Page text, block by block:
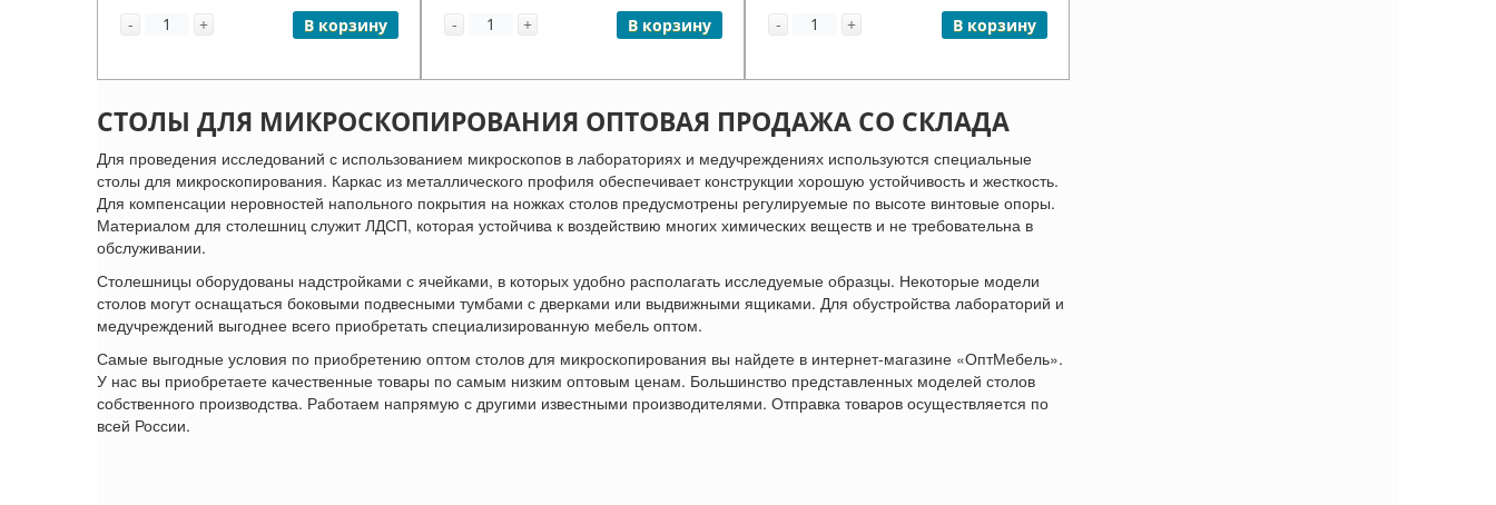
- + В корзину - + В корзину - + В корзину
СТОЛЫ ДЛЯ МИКРОСКОПИРОВАНИЯ ОПТОВАЯ ПРОДАЖА СО СКЛАДА
Для проведения исследований с использованием микроскопов в лабораториях и медучреждениях используются специальные
столы для микроскопирования. Каркас из металлического профиля обеспечивает конструкции хорошую устойчивость и жесткость.
Для компенсации неровностей напольного покрытия на ножках столов предусмотрены регулируемые по высоте винтовые опоры.
Материалом для столешниц служит ЛДСП, которая устойчива к воздействию многих химических веществ и не требовательна в
обслуживании.
Столешницы оборудованы надстройками с ячейками, в которых удобно располагать исследуемые образцы. Некоторые модели
столов могут оснащаться боковыми подвесными тумбами с дверками или выдвижными ящиками. Для обустройства лабораторий и
медучреждений выгоднее всего приобретать специализированную мебель оптом.
Самые выгодные условия по приобретению оптом столов для микроскопирования вы найдете в интернет-магазине «ОптМебель».
У нас вы приобретаете качественные товары по самым низким оптовым ценам. Большинство представленных моделей столов
собственного производства. Работаем напрямую с другими известными производителями. Отправка товаров осуществляется по
всей России.